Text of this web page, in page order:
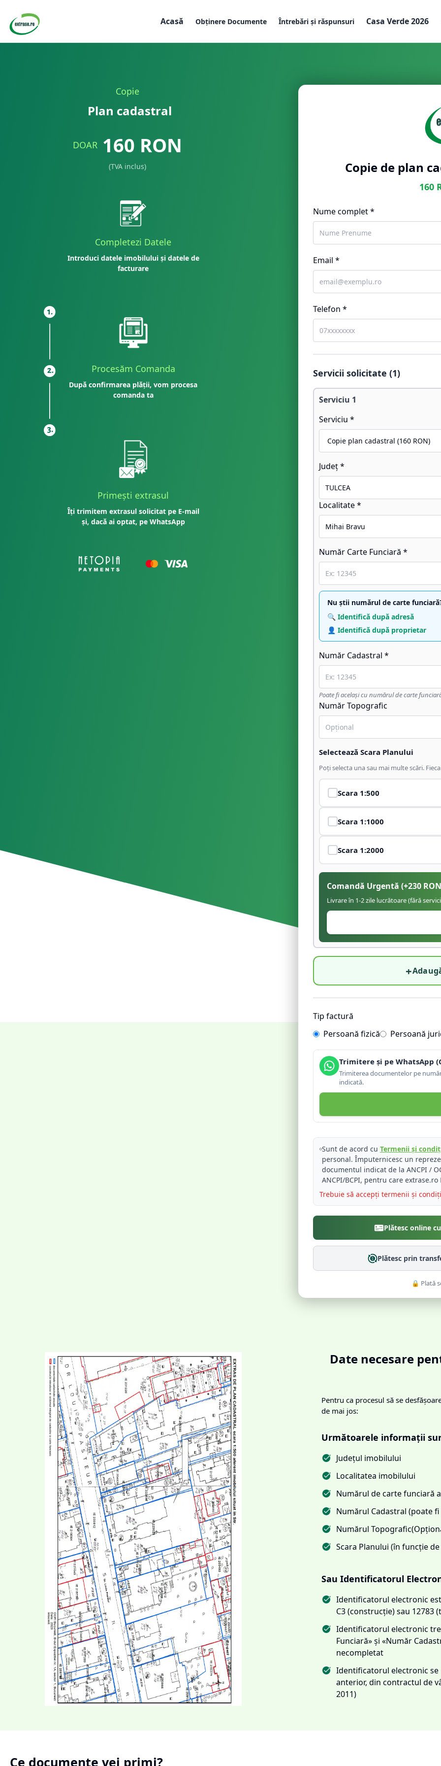
Acasă Obținere Documente Întrebări și răspunsuri Casa Verde 2026
Copie
Plan cadastral
DOAR 160 RON
(TVA inclus)
Completezi Datele
Introduci datele imobilului și datele de
facturare
Procesăm Comanda
După confirmarea plății, vom procesa
comanda ta
Primești extrasul
Îți trimitem extrasul solicitat pe E-mail
și, dacă ai optat, pe WhatsApp
Copie de plan
160
Nume complet *
Email *
Telefon *
Servicii solicitate (1)
Serviciu 1
Serviciu *
Județ *
Localitate *
Număr Carte Funciară *
Nu știi numărul de carte
🔍 Identifică după adresă
👤 Identifică după proprietar
Număr Cadastral *
Poate fi același cu numărul de carte
Număr Topografic
Selectează Scara Planului
Poți selecta una sau mai multe scări.
Scara 1:500
Scara 1:1000
Scara 1:2000
Comandă Urgentă (+230
Livrare în 1-2 zile lucrătoare (fără
+
Tip factură
Persoană fizică
Persoană
Trimitere și pe WhatsApp
Trimiterea documentelor pe
indicată.
Sunt de acord cu Termenii și
personal. Împuternicesc un
documentul indicat de la ANCPI /
ANCPI/BCPI, pentru care
Trebuie să accepți termenii și
Plătesc online
Plătesc prin
🔒 Plată
Date necesare
Pentru ca procesul să se
de mai jos:
Următoarele informații
Județul imobilului
Localitatea imobilului
Numărul de carte funciară
Numărul Cadastral (poate
Numărul
Scara Planului (în funcție
Sau Identificatorul
Identificatorul electronic
C3 (construcție) sau 12783
Identificatorul electronic
Funciară» și «Număr
necompletat
Identificatorul electronic
anterior, din contractul de
2011)
Ce documente vei primi?